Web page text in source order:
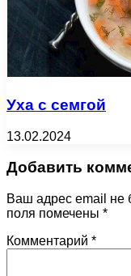
Уха с семгой
13.02.2024
Добавить
Ваш адрес email не
поля помечены *
Комментарий *